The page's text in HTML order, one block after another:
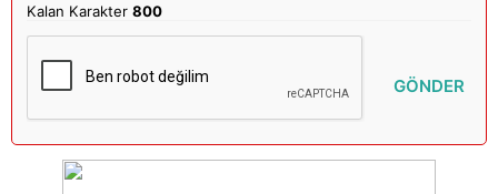
Kalan Karakter800
GÖNDER